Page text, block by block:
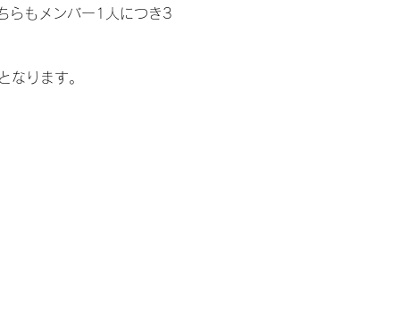
らもメンバー1人につき3
なります。